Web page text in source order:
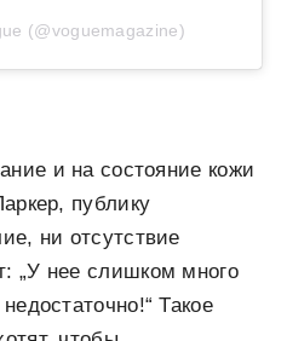
(@voguemagazine)
и на состояние кожи
публику
ни отсутствие
„У нее слишком много
Такое